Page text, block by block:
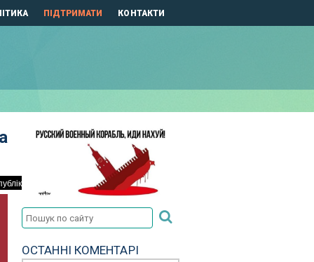
ПІДТРИМАТИ КОНТАКТИ
ОСТАННІ КОМЕНТАРІ